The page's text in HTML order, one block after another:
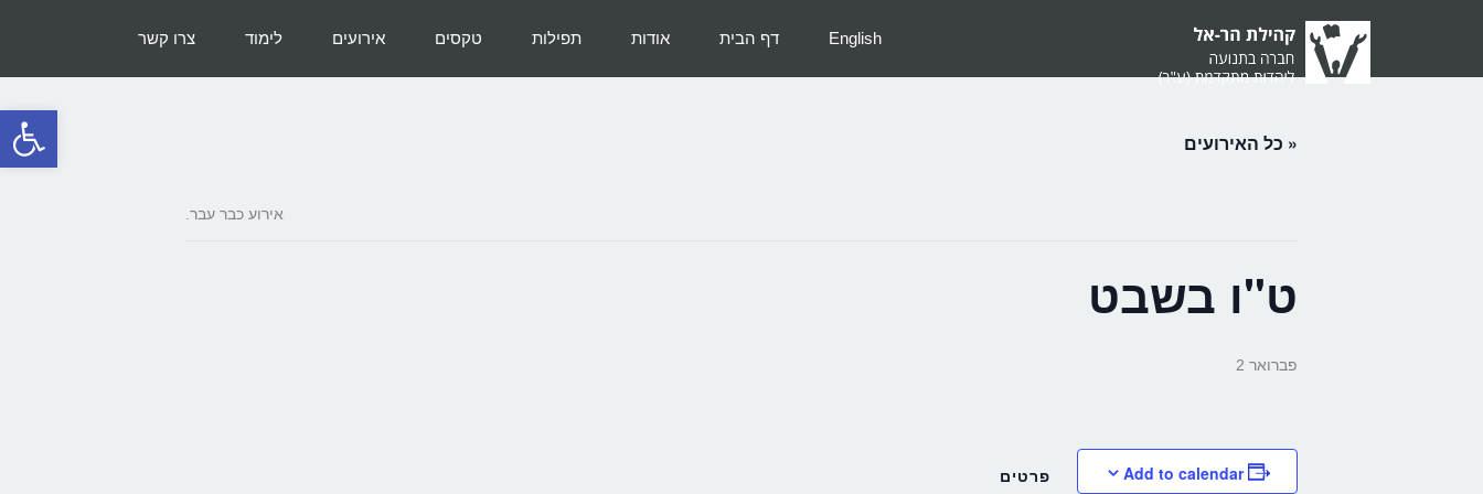
English דף הבית אודות תפילות טקסים אירועים לימוד צרו קשר
« כל האירועים
אירוע כבר עבר.
ט"ו בשבט
פברואר 2
Add to calendar פרטים
פתח